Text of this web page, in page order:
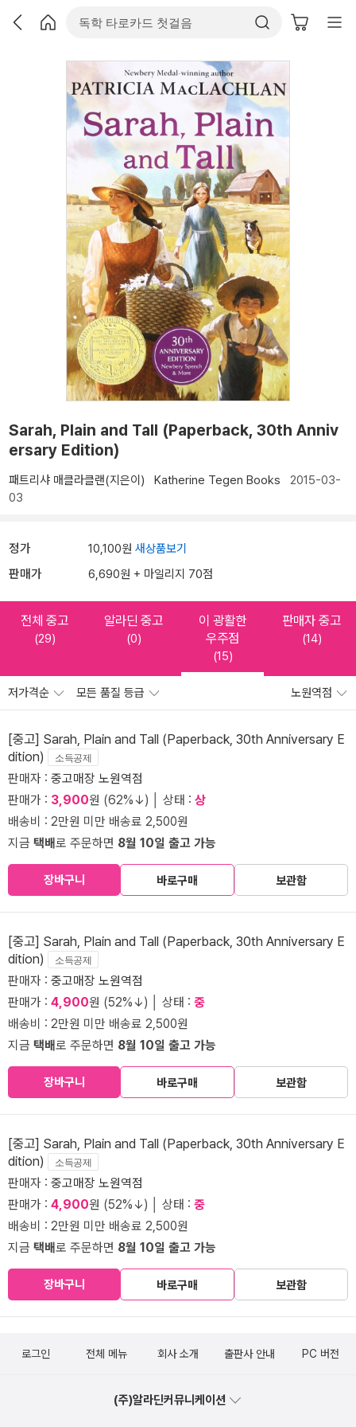
Sarah, Plain and Tall (Paperback, 30th Anniv
ersary Edition)
패트리샤 매클라클랜(지은이) Katherine Tegen Books 2015-03-
03
정가 10,100원 새상품보기
판매가 6,690원 + 마일리지 70점
전체 중고
(29)
알라딘 중고
(0)
이 광활한
우주점
(15)
판매자 중고
(14)
저가격순 모든 품질 등급 노원역점
[중고] Sarah, Plain and Tall (Paperback, 30th Anniversary E
dition)
소득공제
판매자 : 중고매장 노원역점
판매가 : 3,900원 (62%↓) │ 상태 : 상
배송비 : 2만원 미만 배송료 2,500원
지금 택배로 주문하면 8월 10일 출고 가능
장바구니 바로구매 보관함
[중고] Sarah, Plain and Tall (Paperback, 30th Anniversary E
dition)
소득공제
판매자 : 중고매장 노원역점
판매가 : 4,900원 (52%↓) │ 상태 : 중
배송비 : 2만원 미만 배송료 2,500원
지금 택배로 주문하면 8월 10일 출고 가능
장바구니 바로구매 보관함
[중고] Sarah, Plain and Tall (Paperback, 30th Anniversary E
dition)
소득공제
판매자 : 중고매장 노원역점
판매가 : 4,900원 (52%↓) │ 상태 : 중
배송비 : 2만원 미만 배송료 2,500원
지금 택배로 주문하면 8월 10일 출고 가능
장바구니 바로구매 보관함
로그인 전체 메뉴 회사 소개 출판사 안내 PC 버전
(주)알라딘커뮤니케이션